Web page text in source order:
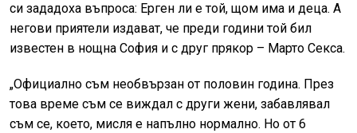
си зададоха въпроса: Ерген ли е той, щом има и деца. А
негови приятели издават, че преди години той бил
известен в нощна София и с друг прякор – Марто Секса.
„Официално съм необвързан от половин година. През
това време съм се виждал с други жени, забавлявал
съм се, което, мисля е напълно нормално. Но от 6